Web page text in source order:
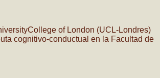
of London (UCL-Londres)
cognitivo-conductual en la Facultad de